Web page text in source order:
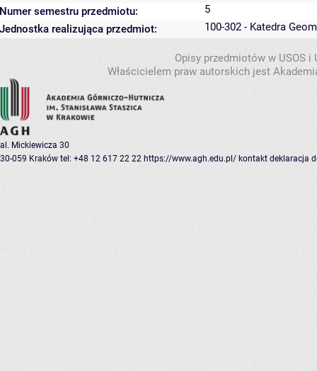
Numer semestru przedmiotu:
5
Jednostka realizująca przedmiot:
100-302 - Katedra
Opisy przedmiotów w USOS
Właścicielem praw autorskich jest
al. Mickiewicza 30
30-059 Kraków tel: +48 12 617 22 22 https://www.agh.edu.pl/ kontakt deklaracja